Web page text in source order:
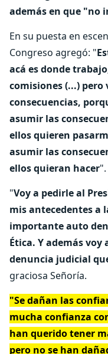
además en que "no
En su puesta en
Congreso agregó: "
acá es donde
comisiones (...) pero
consecuencias,
asumir las
ellos quieren
asumir las
ellos quieran hacer".
"Voy a pedirle al
mis antecedentes a
importante auto
Ética. Y además
denuncia judicial
graciosa Señoría.
"Se dañan las
mucha confianza
han querido tener
pero no se han